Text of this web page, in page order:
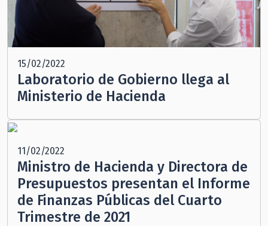
15/02/2022
Laboratorio de Gobierno llega al
Ministerio de Hacienda
11/02/2022
Ministro de Hacienda y Directora de
Presupuestos presentan el Informe
de Finanzas Públicas del Cuarto
Trimestre de 2021